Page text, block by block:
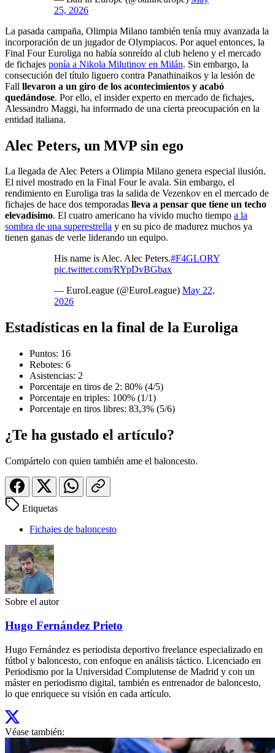
25, 2026
La pasada campaña, Olimpia Milano también tenía muy avanzada la
incorporación de un jugador de Olympiacos. Por aquel entonces, la
Final Four Euroliga no había sonreído al club heleno y el mercado
de fichajes ponía a Nikola Milutinov en Milán. Sin embargo, la
consecución del título liguero contra Panathinaikos y la lesión de
Fall llevaron a un giro de los acontecimientos y acabó
quedándose. Por ello, el insider experto en mercado de fichajes,
Alessandro Maggi, ha informado de una cierta preocupación en la
entidad italiana.
Alec Peters, un MVP sin ego
La llegada de Alec Peters a Olimpia Milano genera especial ilusión.
El nivel mostrado en la Final Four le avala. Sin embargo, el
rendimiento en Euroliga tras la salida de Vezenkov en el mercado de
fichajes de hace dos temporadas lleva a pensar que tiene un techo
elevadísimo. El cuatro americano ha vivido mucho tiempo a la
sombra de una superestrella y en su pico de madurez muchos ya
tienen ganas de verle liderando un equipo.
His name is Alec. Alec Peters.#F4GLORY
pic.twitter.com/RYpDvBGbax
— EuroLeague (@EuroLeague) May 22,
2026
Estadísticas en la final de la Euroliga
Puntos: 16
Rebotes: 6
Asistencias: 2
Porcentaje en tiros de 2: 80% (4/5)
Porcentaje en triples: 100% (1/1)
Porcentaje en tiros libres: 83,3% (5/6)
¿Te ha gustado el artículo?
Compártelo con quien también ame el baloncesto.
Etiquetas
Fichajes de baloncesto
Sobre el autor
Hugo Fernández Prieto
Hugo Fernández es periodista deportivo freelance especializado en
fútbol y baloncesto, con enfoque en análisis táctico. Licenciado en
Periodismo por la Universidad Complutense de Madrid y con un
máster en periodismo digital, también es entrenador de baloncesto,
lo que enriquece su visión en cada artículo.
Véase también: